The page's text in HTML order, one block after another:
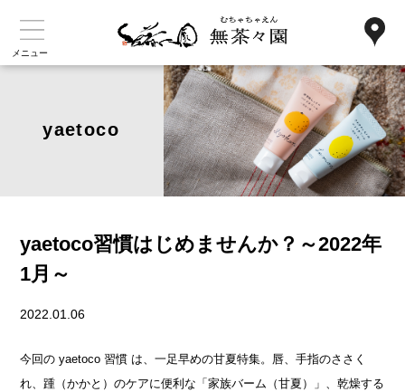
メニュー
yaetoco
yaetoco習慣はじめませんか？～2022年
1月～
2022.01.06
今回の yaetoco 習慣 は、一足早めの甘夏特集。唇、手指のささく
れ、踵（かかと）のケアに便利な 「家族バーム（甘夏）」、乾燥する